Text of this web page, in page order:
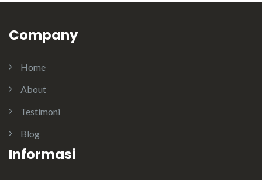
Company
Home
About
Testimoni
Blog
Informasi